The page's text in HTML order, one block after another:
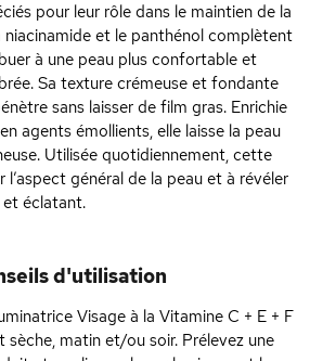
pour leur rôle dans le maintien de la
niacinamide et le panthénol complètent
à une peau plus confortable et
Sa texture crémeuse et fondante
sans laisser de film gras. Enrichie
agents émollients, elle laisse la peau
Utilisée quotidiennement, cette
l’aspect général de la peau et à révéler
éclatant.
d'utilisation
Visage à la Vitamine C + E + F
sèche, matin et/ou soir. Prélevez une